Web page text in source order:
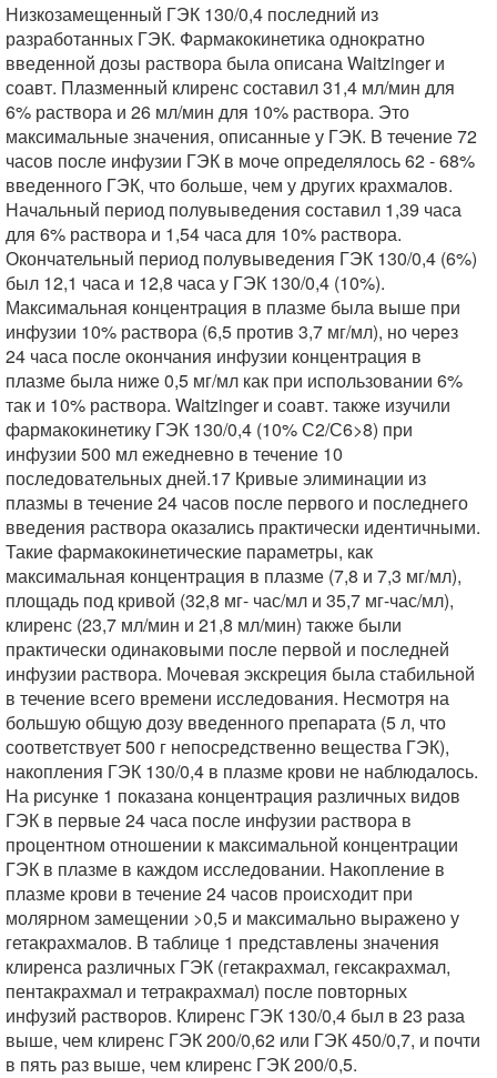
Низкозамещенный ГЭК 130/0,4 последний из
разработанных ГЭК. Фармакокинетика однократно
введенной дозы раствора была описана Waitzinger и
соавт. Плазменный клиренс составил 31,4 мл/мин для
6% раствора и 26 мл/мин для 10% раствора. Это
максимальные значения, описанные у ГЭК. В течение 72
часов после инфузии ГЭК в моче определялось 62 - 68%
введенного ГЭК, что больше, чем у других крахмалов.
Начальный период полувыведения составил 1,39 часа
для 6% раствора и 1,54 часа для 10% раствора.
Окончательный период полувыведения ГЭК 130/0,4 (6%)
был 12,1 часа и 12,8 часа у ГЭК 130/0,4 (10%).
Максимальная концентрация в плазме была выше при
инфузии 10% раствора (6,5 против 3,7 мг/мл), но через
24 часа после окончания инфузии концентрация в
плазме была ниже 0,5 мг/мл как при использовании 6%
так и 10% раствора. Waitzinger и соавт. также изучили
фармакокинетику ГЭК 130/0,4 (10% С2/С6>8) при
инфузии 500 мл ежедневно в течение 10
последовательных дней.17 Кривые элиминации из
плазмы в течение 24 часов после первого и последнего
введения раствора оказались практически идентичными.
Такие фармакокинетические параметры, как
максимальная концентрация в плазме (7,8 и 7,3 мг/мл),
площадь под кривой (32,8 мг- час/мл и 35,7 мг-час/мл),
клиренс (23,7 мл/мин и 21,8 мл/мин) также были
практически одинаковыми после первой и последней
инфузии раствора. Мочевая экскреция была стабильной
в течение всего времени исследования. Несмотря на
большую общую дозу введенного препарата (5 л, что
соответствует 500 г непосредственно вещества ГЭК),
накопления ГЭК 130/0,4 в плазме крови не наблюдалось.
На рисунке 1 показана концентрация различных видов
ГЭК в первые 24 часа после инфузии раствора в
процентном отношении к максимальной концентрации
ГЭК в плазме в каждом исследовании. Накопление в
плазме крови в течение 24 часов происходит при
молярном замещении >0,5 и максимально выражено у
гетакрахмалов. В таблице 1 представлены значения
клиренса различных ГЭК (гетакрахмал, гексакрахмал,
пентакрахмал и тетракрахмал) после повторных
инфузий растворов. Клиренс ГЭК 130/0,4 был в 23 раза
выше, чем клиренс ГЭК 200/0,62 или ГЭК 450/0,7, и почти
в пять раз выше, чем клиренс ГЭК 200/0,5.